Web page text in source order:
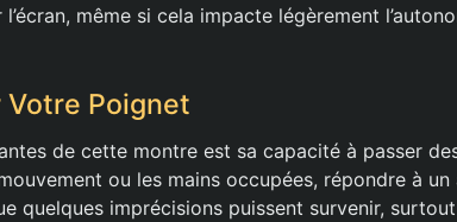
même si cela impacte légèrement
Poignet
de cette montre est sa capacité à passer
ou les mains occupées, répondre à un
quelques imprécisions puissent survenir,